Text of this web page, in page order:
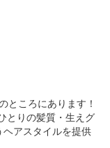
ところにあります！
とりの髪質・生えグ
ヘアスタイルを提供